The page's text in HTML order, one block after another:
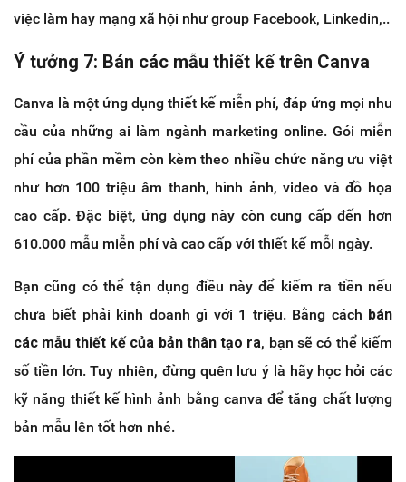
việc làm hay mạng xã hội như group Facebook, Linkedin,..
Ý tưởng 7: Bán các mẫu thiết kế trên Canva
Canva là một ứng dụng thiết kế miễn phí, đáp ứng mọi nhu
cầu của những ai làm ngành marketing online. Gói miễn
phí của phần mềm còn kèm theo nhiều chức năng ưu việt
như hơn 100 triệu âm thanh, hình ảnh, video và đồ họa
cao cấp. Đặc biệt, ứng dụng này còn cung cấp đến hơn
610.000 mẫu miễn phí và cao cấp với thiết kế mỗi ngày.
Bạn cũng có thể tận dụng điều này để kiếm ra tiền nếu
chưa biết phải kinh doanh gì với 1 triệu. Bằng cách bán
các mẫu thiết kế của bản thân tạo ra, bạn sẽ có thể kiếm
số tiền lớn. Tuy nhiên, đừng quên lưu ý là hãy học hỏi các
kỹ năng thiết kế hình ảnh bằng canva để tăng chất lượng
bản mẫu lên tốt hơn nhé.